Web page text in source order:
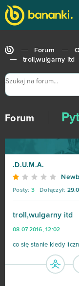
Forum
troll,wulgarny itd
Forum
.D.U.M.A.
Posty: 3 Dołączył:
troll,wulgarny itd
08.07.2016, 12:02
co się stanie kiedy